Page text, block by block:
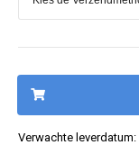
Verwachte leverdatum: